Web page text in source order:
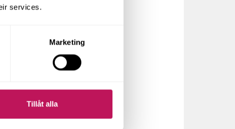
services.
Marketing
Tillåt alla
gäll